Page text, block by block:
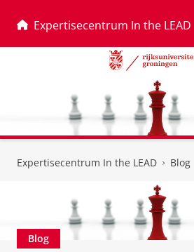
Expertisecentrum In the LEAD
Expertisecentrum In the LEAD Blog
Blog